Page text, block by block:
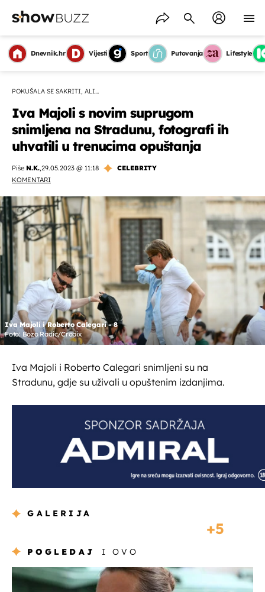
Dnevnik.hr Vijesti Sport Putovanja Lifestyle
POKUŠALA SE SAKRITI, ALI...
Iva Majoli s novim suprugom
snimljena na Stradunu, fotografi ih
uhvatili u trenucima opuštanja
Piše N.K.,29.05.2023 @ 11:18
CELEBRITY
KOMENTARI
Iva Majoli i Roberto Calegari - 8
Foto: Bozo Radic/Cropix
Iva Majoli i Roberto Calegari snimljeni su na
Stradunu, gdje su uživali u opuštenim izdanjima.
GALERIJA
5
POGLEDAJ I OVO
OMOGUĆI OBAVIJESTI